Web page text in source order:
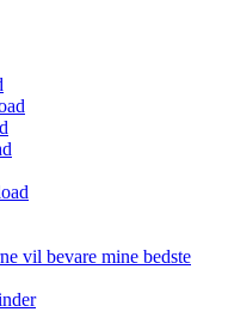
vil bevare mine bedste